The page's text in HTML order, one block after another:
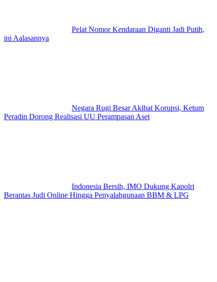
Pelat Nomor Kendaraan Diganti Jadi Putih,
ini Aalasannya
Negara Rugi Besar Akibat Korupsi, Ketum
Peradin Dorong Realisasi UU Perampasan Aset
Indonesia Bersih, IMO Dukung Kapolri
Berantas Judi Online Hingga Penyalahgunaan BBM & LPG